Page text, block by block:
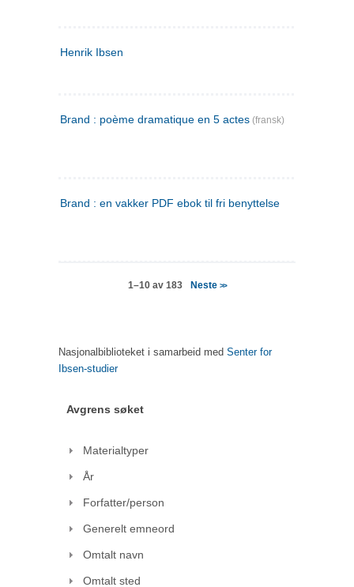
Henrik Ibsen
Brand : poème dramatique en 5 actes (fransk)
Brand : en vakker PDF ebok til fri benyttelse
1–10 av 183 Neste >>
Nasjonalbiblioteket i samarbeid med Senter for
Ibsen-studier
Avgrens søket
Materialtyper
År
Forfatter/person
Generelt emneord
Omtalt navn
Omtalt sted